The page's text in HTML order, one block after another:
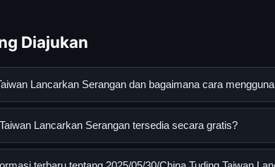
Diajukan
Lancarkan Serangan dan bagaimana cara
Serangan adalah layanan digital yang
mengikuti panduan yang tersedia.
Lancarkan Serangan tersedia secara gratis?
Lancarkan Serangan dapat diakses secara gratis oleh